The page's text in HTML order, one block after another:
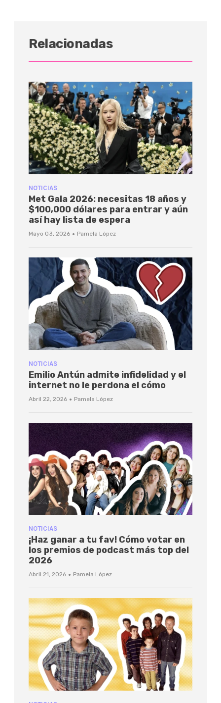
Relacionadas
NOTICIAS
Met Gala 2026: necesitas 18 años y
$100,000 dólares para entrar y aún
así hay lista de espera
Mayo 03, 2026 · Pamela López
NOTICIAS
Emilio Antún admite infidelidad y el
internet no le perdona el cómo
Abril 22, 2026 · Pamela López
NOTICIAS
¡Haz ganar a tu fav! Cómo votar en
los premios de podcast más top del
2026
Abril 21, 2026 · Pamela López